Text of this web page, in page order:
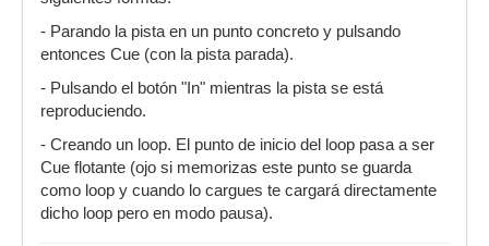
- Parando la pista en un punto concreto y pulsando
entonces Cue (con la pista parada).
- Pulsando el botón "In" mientras la pista se está
reproduciendo.
- Creando un loop. El punto de inicio del loop pasa a ser
Cue flotante (ojo si memorizas este punto se guarda
como loop y cuando lo cargues te cargará directamente
dicho loop pero en modo pausa).